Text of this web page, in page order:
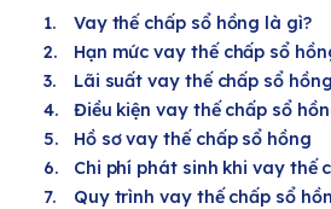
Vay thế chấp sổ hồng là gì?
Hạn mức vay thế chấp sổ
Lãi suất vay thế chấp sổ hồng
Điều kiện vay thế chấp sổ
Hồ sơ vay thế chấp sổ hồng
Chi phí phát sinh khi vay thế
Quy trình vay thế chấp sổ